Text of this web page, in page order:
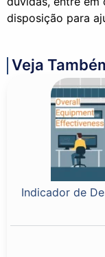
disposição para
Veja
Indicador de